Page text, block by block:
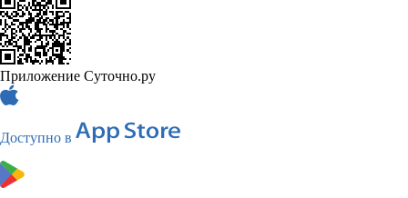
Приложение Суточно.ру
Доступно в